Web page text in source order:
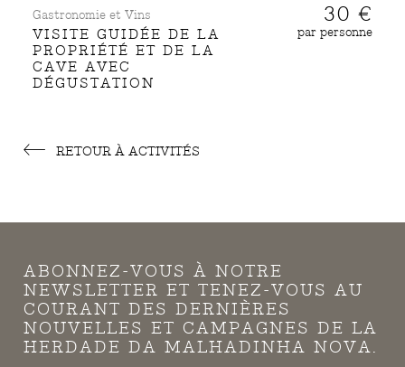
Gastronomie et Vins
VISITE GUIDÉE DE LA
PROPRIÉTÉ ET DE LA
CAVE AVEC
DÉGUSTATION
30 €
par personne
RETOUR À ACTIVITÉS
ABONNEZ-VOUS À NOTRE
NEWSLETTER ET TENEZ-VOUS AU
COURANT DES DERNIÈRES
NOUVELLES ET CAMPAGNES DE LA
HERDADE DA MALHADINHA NOVA.